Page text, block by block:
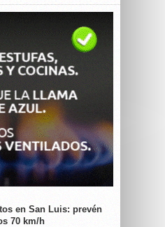
en San Luis: prevén
70 km/h